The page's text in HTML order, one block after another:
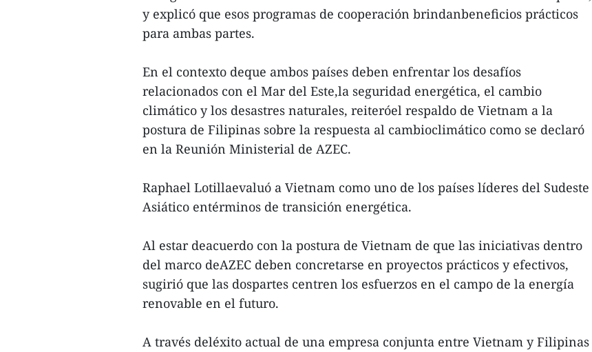
y explicó que esos programas de cooperación brindanbeneficios prácticos
para ambas partes.
En el contexto deque ambos países deben enfrentar los desafíos
relacionados con el Mar del Este,la seguridad energética, el cambio
climático y los desastres naturales, reiteróel respaldo de Vietnam a la
postura de Filipinas sobre la respuesta al cambioclimático como se declaró
en la Reunión Ministerial de AZEC.
Raphael Lotillaevaluó a Vietnam como uno de los países líderes del Sudeste
Asiático entérminos de transición energética.
Al estar deacuerdo con la postura de Vietnam de que las iniciativas dentro
del marco deAZEC deben concretarse en proyectos prácticos y efectivos,
sugirió que las dospartes centren los esfuerzos en el campo de la energía
renovable en el futuro.
A través deléxito actual de una empresa conjunta entre Vietnam y Filipinas